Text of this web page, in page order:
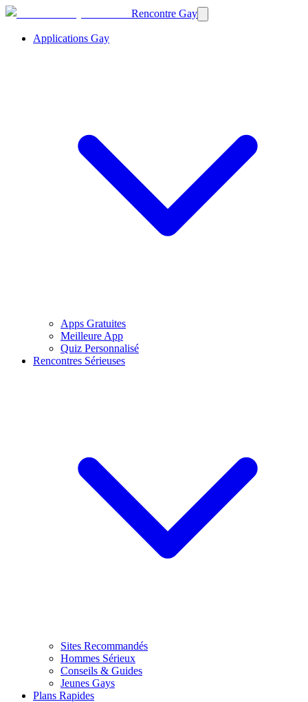
Rencontre Gay
Applications Gay
Apps Gratuites
Meilleure App
Quiz Personnalisé
Rencontres Sérieuses
Sites Recommandés
Hommes Sérieux
Conseils & Guides
Jeunes Gays
Plans Rapides